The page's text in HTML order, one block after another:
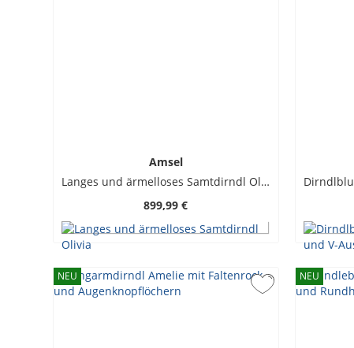
Amsel
Langes und ärmelloses Samtdirndl Olivia
899,99 €
NEU NEU